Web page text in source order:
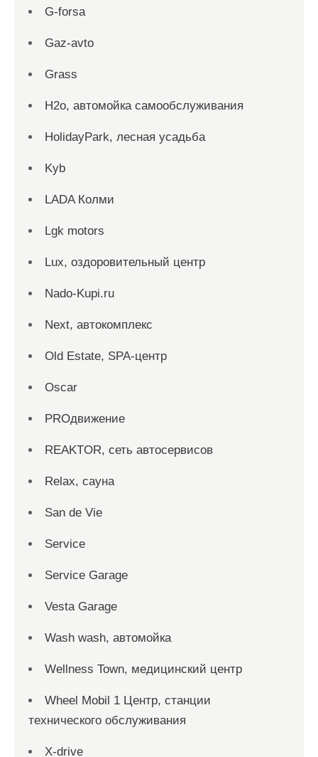
G-forsa
Gaz-avto
Grass
H2o, автомойка самообслуживания
HolidayPark, лесная усадьба
Kyb
LADA Колми
Lgk motors
Lux, оздоровительный центр
Nado-Kupi.ru
Next, автокомплекс
Old Estate, SPA-центр
Oscar
PROдвижение
REAKTOR, сеть автосервисов
Relax, сауна
San dе Vie
Service
Service Garage
Vesta Garage
Wash wash, автомойка
Wellness Town, медицинский центр
Wheel Mobil 1 Центр, станции
технического обслуживания
X-drive